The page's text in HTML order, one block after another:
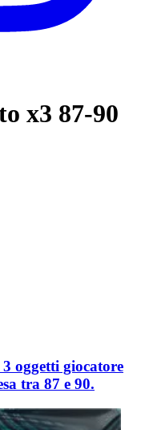
x3 87-90
oggetti giocatore
tra 87 e 90.